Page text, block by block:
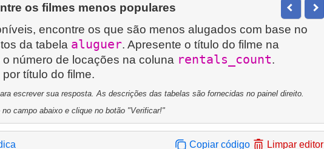
os filmes menos populares
encontre os que são menos alugados com base no
da tabela aluguer. Apresente o título do filme na
o número de locações na coluna rentals_count.
título do filme.
escrever sua resposta. As descrições das tabelas são fornecidas no painel direito.
campo abaixo e clique no botão "Verificar!"
Copiar código Limpar editor